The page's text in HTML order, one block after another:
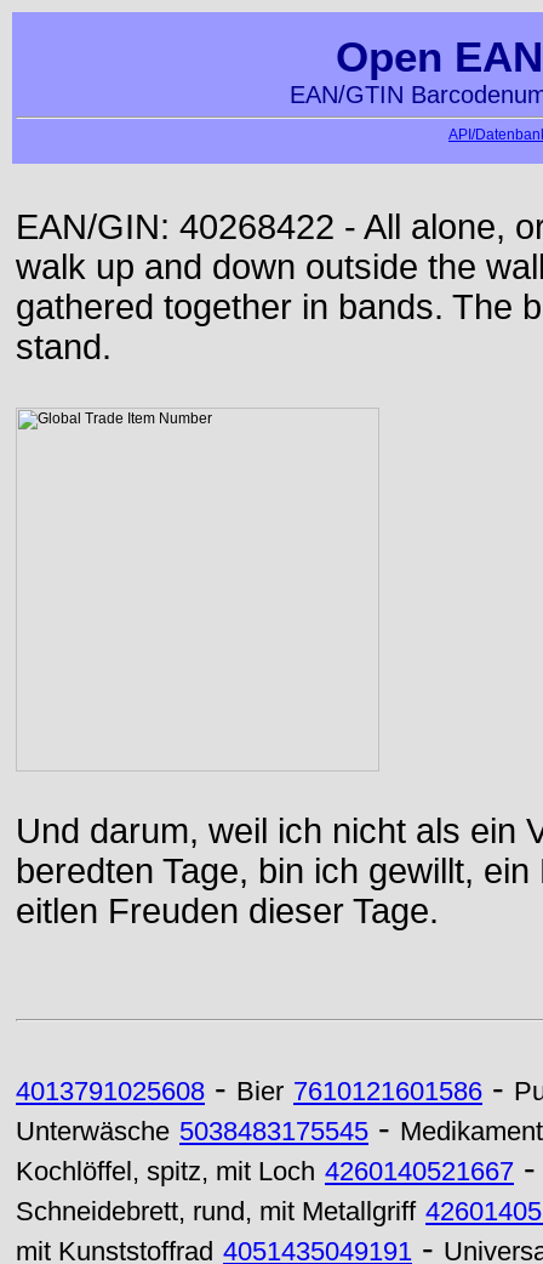
Open
EAN/GTIN
API/
EAN/GIN: 40268422 - All alone,
walk up and down outside the
gathered together in bands. The
stand.
Und darum, weil ich nicht als ein
beredten Tage, bin ich gewillt,
eitlen Freuden dieser Tage.
4013791025608 - Bier 7610121601586 -
Unterwäsche 5038483175545 - Medikament
Kochlöffel, spitz, mit Loch 4260140521667
Schneidebrett, rund, mit Metallgriff
mit Kunststoffrad 4051435049191 -